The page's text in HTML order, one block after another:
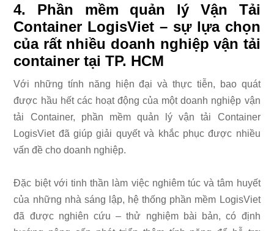
4. Phần mềm quản lý Vận Tải
Container LogisViet – sự lựa chọn
của rất nhiều doanh nghiệp vận tải
container tại TP. HCM
Với những tính năng hiện đại và thực tiễn, bao quát
được hầu hết các hoạt động của một doanh nghiệp vận
tải Container, phần mềm quản lý vận tải Container
LogisViet đã giúp giải quyết và khắc phục được nhiều
vấn đề cho doanh nghiệp.
Đặc biệt với tinh thần làm việc nghiêm túc và tâm huyết
của những nhà sáng lập, hệ thống phần mềm LogisViet
đã được nghiên cứu – thử nghiệm bài bản, có định